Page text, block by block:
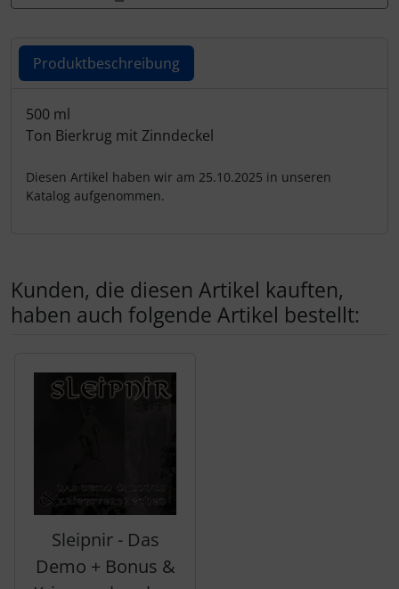
Produktbeschreibung
Produktbeschreibung
500 ml
Ton Bierkrug mit Zinndeckel
Diesen Artikel haben wir am 25.10.2025 in unseren
Katalog aufgenommen.
Kunden, die diesen Artikel kauften,
haben auch folgende Artikel bestellt:
Sleipnir - Das
Demo + Bonus &